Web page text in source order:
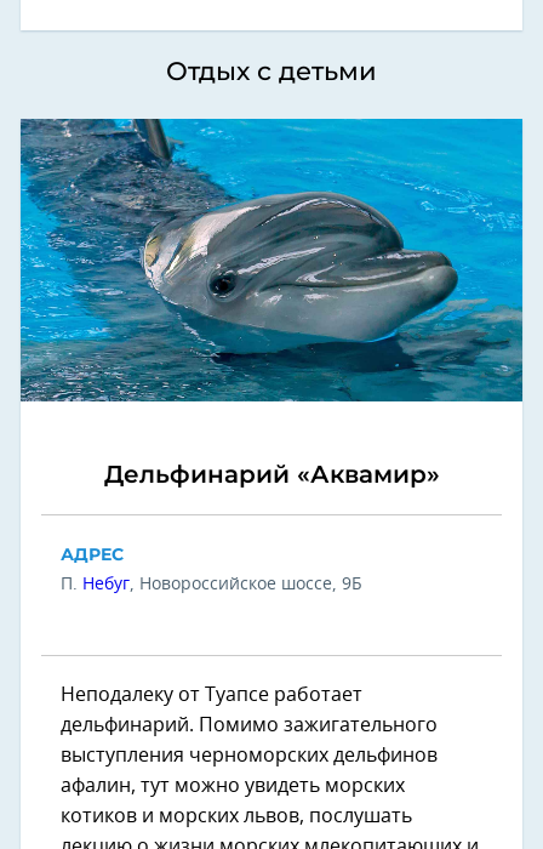
Отдых с детьми
Дельфинарий «Аквамир»
АДРЕС
П. Небуг, Новороссийское шоссе, 9Б
Неподалеку от Туапсе работает
дельфинарий. Помимо зажигательного
выступления черноморских дельфинов
афалин, тут можно увидеть морских
котиков и морских львов, послушать